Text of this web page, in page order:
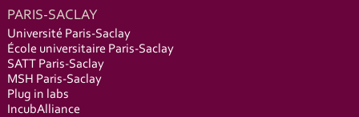
PARIS-SACLAY
Université Paris-Saclay
École universitaire Paris-Saclay
SATT Paris-Saclay
MSH Paris-Saclay
Plug in labs
IncubAlliance